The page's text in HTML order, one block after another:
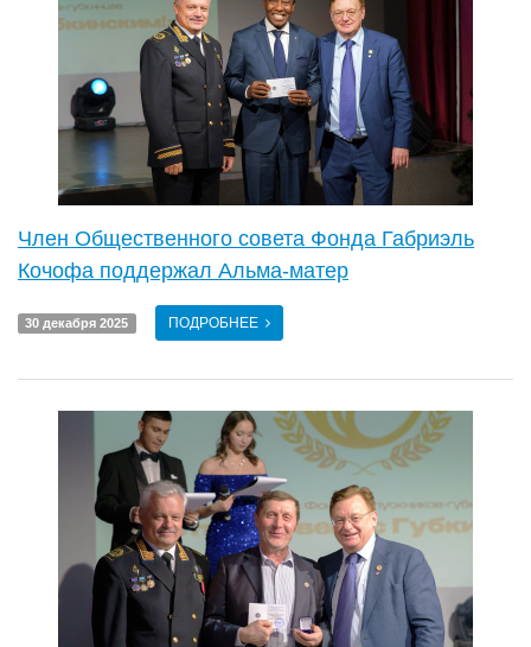
Член Общественного совета Фонда Габриэль
Кочофа поддержал Альма-матер
30 декабря 2025 ПОДРОБНЕЕ